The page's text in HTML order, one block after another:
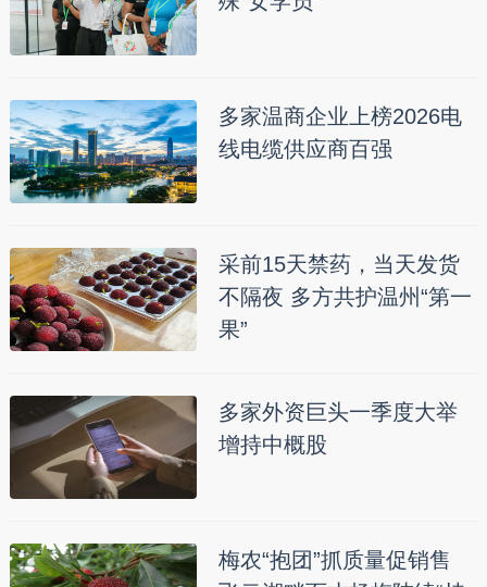
多家温商企业上榜2026电
线电缆供应商百强
采前15天禁药，当天发货
不隔夜 多方共护温州“第一
果”
多家外资巨头一季度大举
增持中概股
梅农“抱团”抓质量促销售